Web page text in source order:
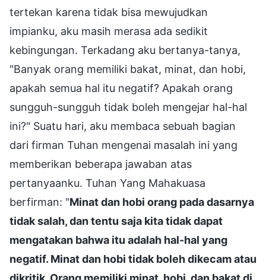
tertekan karena tidak bisa mewujudkan
impianku, aku masih merasa ada sedikit
kebingungan. Terkadang aku bertanya-tanya,
"Banyak orang memiliki bakat, minat, dan hobi,
apakah semua hal itu negatif? Apakah orang
sungguh-sungguh tidak boleh mengejar hal-hal
ini?" Suatu hari, aku membaca sebuah bagian
dari firman Tuhan mengenai masalah ini yang
memberikan beberapa jawaban atas
pertanyaanku. Tuhan Yang Mahakuasa
berfirman: "Minat dan hobi orang pada dasarnya
tidak salah, dan tentu saja kita tidak dapat
mengatakan bahwa itu adalah hal-hal yang
negatif. Minat dan hobi tidak boleh dikecam atau